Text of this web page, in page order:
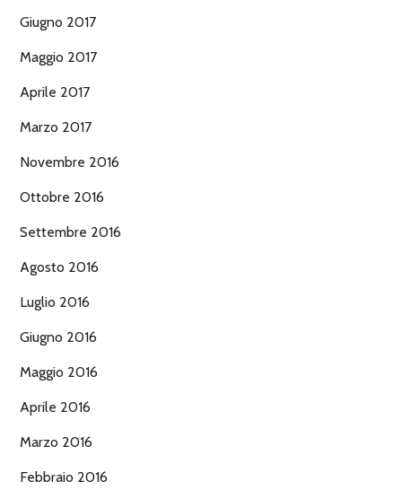
Giugno 2017
Maggio 2017
Aprile 2017
Marzo 2017
Novembre 2016
Ottobre 2016
Settembre 2016
Agosto 2016
Luglio 2016
Giugno 2016
Maggio 2016
Aprile 2016
Marzo 2016
Febbraio 2016